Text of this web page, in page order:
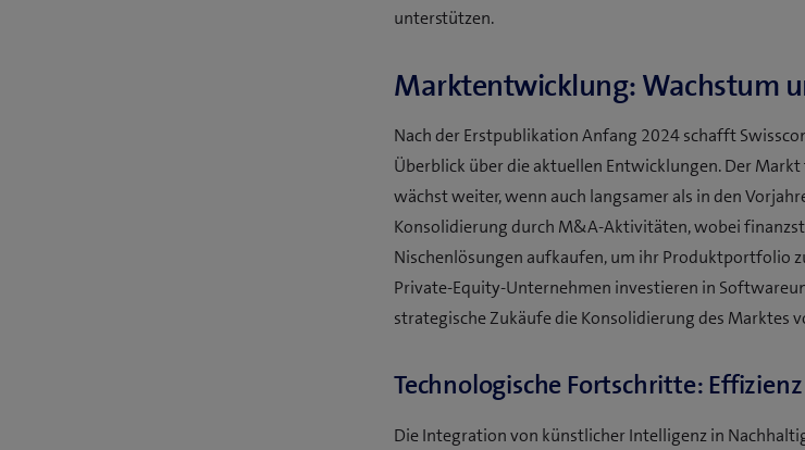
unterstützen.
Marktentwicklung: Wachstum
Nach der Erstpublikation Anfang 2024 schafft
Überblick über die aktuellen Entwicklungen. Der
wächst weiter, wenn auch langsamer als in den
Konsolidierung durch M&A-Aktivitäten, wobei
Nischenlösungen aufkaufen, um ihr Produktportfolio
Private-Equity-Unternehmen investieren in
strategische Zukäufe die Konsolidierung des Marktes
Technologische Fortschritte:
Die Integration von künstlicher Intelligenz in